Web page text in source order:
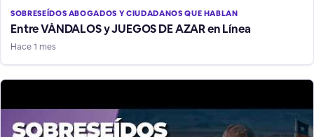
SOBRESEÍDOS ABOGADOS Y CIUDADANOS QUE HABLAN
Entre VÁNDALOS y JUEGOS DE AZAR en Línea
Hace 1 mes